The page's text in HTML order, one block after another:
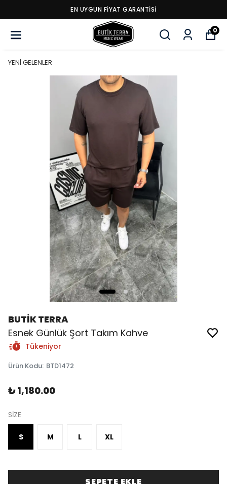
EN UYGUN FİYAT GARANTİSİ
0
YENİ GELENLER
BUTİK TERRA
Esnek Günlük Şort Takım Kahve
Tükeniyor
Ürün Kodu: BTD1472
₺ 1,180.00
SİZE
S M L XL